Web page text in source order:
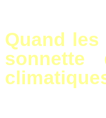
Quand
sonnette